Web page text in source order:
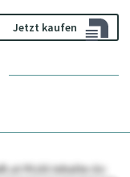
Jetzt kaufen
PLUS Inhaltedie